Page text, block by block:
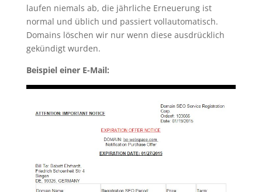
laufen niemals ab, die jährliche Erneuerung ist
normal und üblich und passiert vollautomatisch.
Domains löschen wir nur wenn diese ausdrücklich
gekündigt wurden.
Beispiel einer E-Mail: